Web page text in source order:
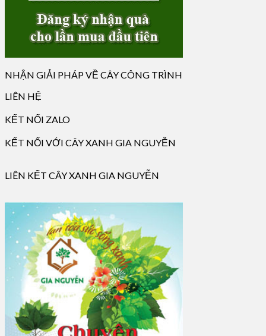
NHẬN GIẢI PHÁP VỀ CÂY CÔNG TRÌNH
LIÊN HỆ
KẾT NỐI ZALO
KẾT NỐI VỚI CÂY XANH GIA NGUYỄN
LIÊN KẾT CÂY XANH GIA NGUYỄN